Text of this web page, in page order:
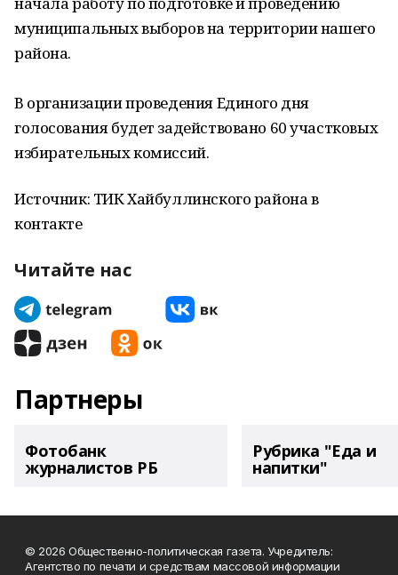
муниципальных выборов на территории нашего
района.
В организации проведения Единого дня
голосования будет задействовано 60 участковых
избирательных комиссий.
Источник: ТИК Хайбуллинского района в
контакте
Читайте нас
Партнеры
Фотобанк
журналистов РБ
Рубрика "Еда и
напитки"
© 2026 Общественно-политическая газета. Учредитель:
Агентство по печати и средствам массовой информации